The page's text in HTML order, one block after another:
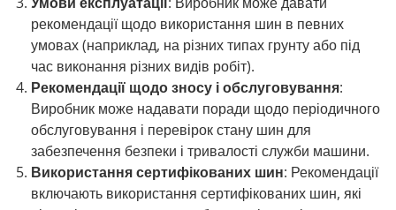
рекомендації щодо використання шин в певних
умовах (наприклад, на різних типах грунту або під
час виконання різних видів робіт).
Рекомендації щодо зносу і обслуговування:
Виробник може надавати поради щодо періодичного
обслуговування і перевірок стану шин для
забезпечення безпеки і тривалості служби машини.
Використання сертифікованих шин: Рекомендації
включають використання сертифікованих шин, які